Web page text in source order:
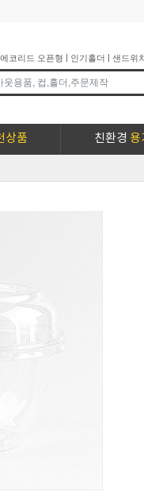
에코리드 오픈형 | 인기홀더 | 샌드위
상품 친환경 용